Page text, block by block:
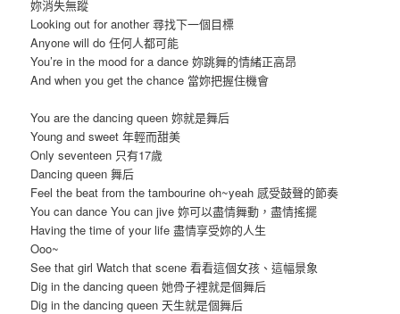
妳消失無蹤
Looking out for another 尋找下一個目標
Anyone will do 任何人都可能
You’re in the mood for a dance 妳跳舞的情緒正高昂
And when you get the chance 當妳把握住機會
You are the dancing queen 妳就是舞后
Young and sweet 年輕而甜美
Only seventeen 只有17歲
Dancing queen 舞后
Feel the beat from the tambourine oh~yeah 感受鼓聲的節奏
You can dance You can jive 妳可以盡情舞動，盡情搖擺
Having the time of your life 盡情享受妳的人生
Ooo~
See that girl Watch that scene 看看這個女孩、這幅景象
Dig in the dancing queen 她骨子裡就是個舞后
Dig in the dancing queen 天生就是個舞后